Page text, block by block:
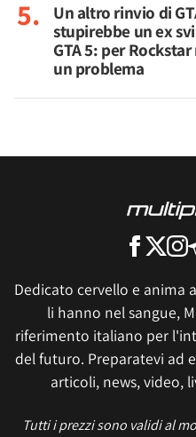
Un altro rinvio di
stupirebbe un ex
GTA 5: per
un problema
Dedicato cervello e anima
li hanno nel sangue,
riferimento italiano per
del futuro. Preparatevi ad
articoli, news, video,
Tutti i prezzi sono validi al